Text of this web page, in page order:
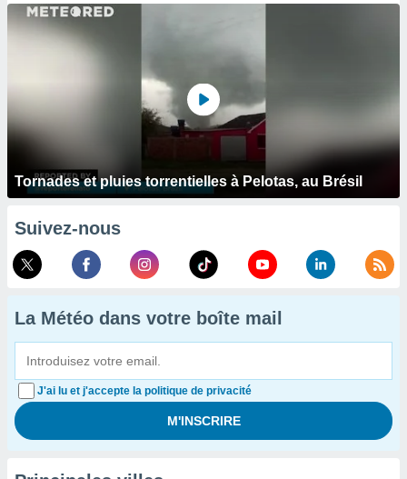
Tornades et pluies torrentielles à Pelotas, au Brésil
Suivez-nous
La Météo dans votre boîte mail
J'ai lu et j'accepte la politique de privacité